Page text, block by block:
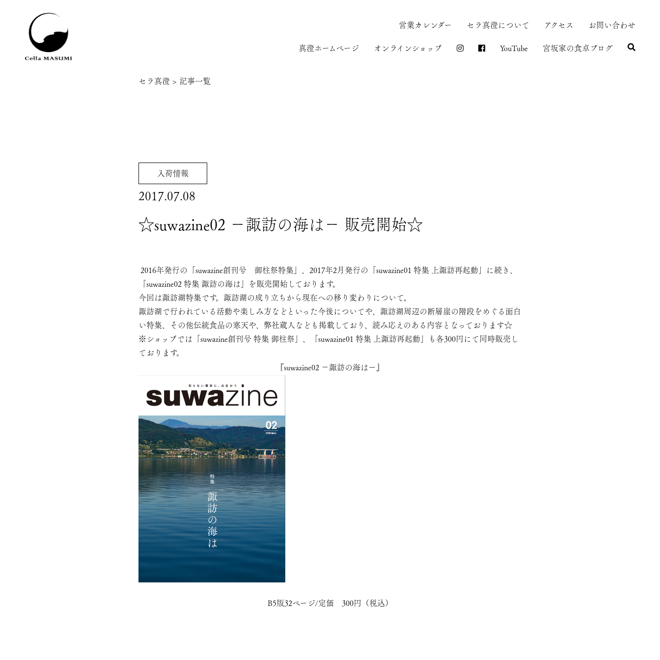
営業カレンダー セラ真澄について アクセス お問い合わせ
真澄ホームページ オンラインショップ YouTube 宮坂家の食卓ブログ
セラ真澄 > 記事一覧
入荷情報
2017.07.08
☆suwazine02 －諏訪の海は－ 販売開始☆
2016年発行の「suwazine創刊号 御柱祭特集」、2017年2月発行の「suwazine01 特集 上諏訪再起動」に続き、
「suwazine02 特集 諏訪の海は」を販売開始しております。
今回は諏訪湖特集です。諏訪湖の成り立ちから現在への移り変わりについて。
諏訪湖で行われている活動や楽しみ方などといった今後についてや、諏訪湖周辺の断層崖の階段をめぐる面白
い特集、その他伝統食品の寒天や、弊社蔵人なども掲載しており、読み応えのある内容となっております☆
※ショップでは「suwazine創刊号 特集 御柱祭」、「suwazine01 特集 上諏訪再起動」も各300円にて同時販売し
ております。
suwazine02 －諏訪の海はー
B5版32ページ/定価 300円（税込）